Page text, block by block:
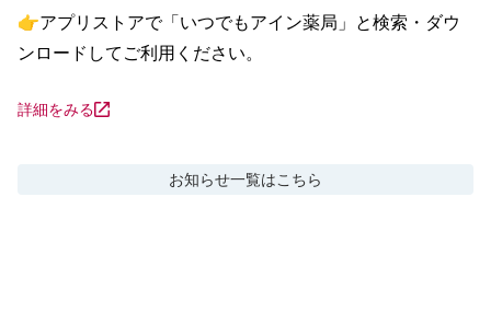
👉アプリストアで「いつでもアイン薬局」と検索・ダウ
ンロードしてご利用ください。
詳細をみる
お知らせ一覧はこちら